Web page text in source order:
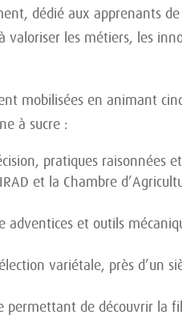
dédié aux apprenants
valoriser les métiers, les
mobilisées en animant
à sucre :
pratiques raisonnées
et la Chambre
adventices et outils
variétale, près d’un
permettant de découvrir la